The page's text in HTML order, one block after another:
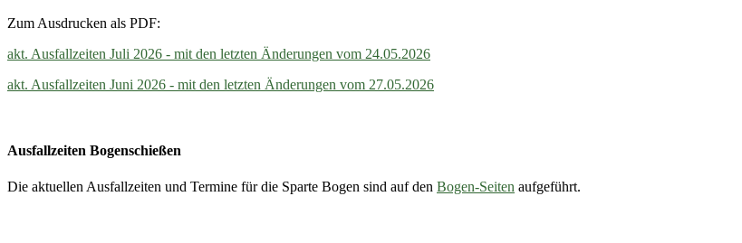
Zum Ausdrucken als PDF:
akt. Ausfallzeiten Juli 2026 - mit den letzten Änderungen vom 24.05.2026
akt. Ausfallzeiten Juni 2026 - mit den letzten Änderungen vom 27.05.2026
Ausfallzeiten Bogenschießen
Die aktuellen Ausfallzeiten und Termine für die Sparte Bogen sind auf den Bogen-Seiten aufgeführt.